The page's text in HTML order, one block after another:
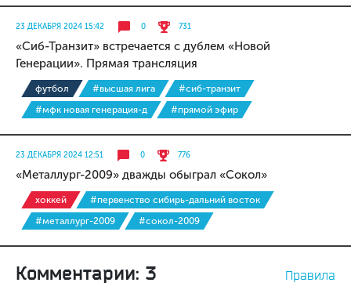
23 ДЕКАБРЯ 2024 15:42 0 731
«Сиб-Транзит» встречается с дублем «Новой
Генерации». Прямая трансляция
футбол #высшая лига
#сиб-транзит
#мфк новая генерация-д
#прямой эфир
23 ДЕКАБРЯ 2024 12:51 0 776
«Металлург-2009» дважды обыграл «Сокол»
хоккей
#первенство сибирь-дальний восток
#металлург-2009
#сокол-2009
Комментарии: 3 Правила